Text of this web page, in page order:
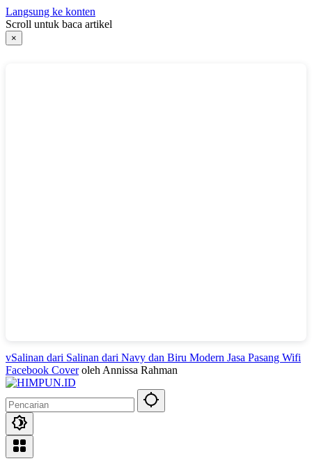
Langsung ke konten
Scroll untuk baca artikel
×
vSalinan dari Salinan dari Navy dan Biru Modern Jasa Pasang Wifi
Facebook Coveroleh Annissa Rahman